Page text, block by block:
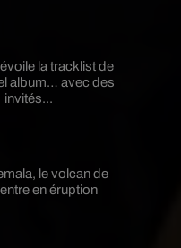
la tracklist de
album… avec des
invités...
le volcan de
en éruption